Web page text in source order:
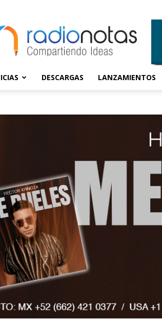
DESCARGAS LANZAMIENTOS